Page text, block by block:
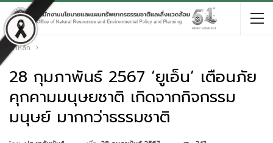
หน้าหลัก
28 กุมภาพันธ์ 2567 ‘ยูเอ็น’ เตือนภัย
คุกคามมนุษยชาติ เกิดจากกิจกรรม
มนุษย์ มากกว่าธรรมชาติ